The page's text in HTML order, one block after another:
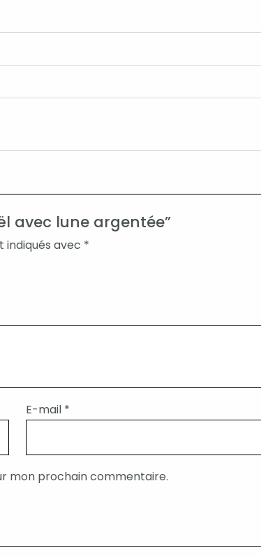
avec lune argentée”
indiqués avec *
E-mail *
mon prochain commentaire.